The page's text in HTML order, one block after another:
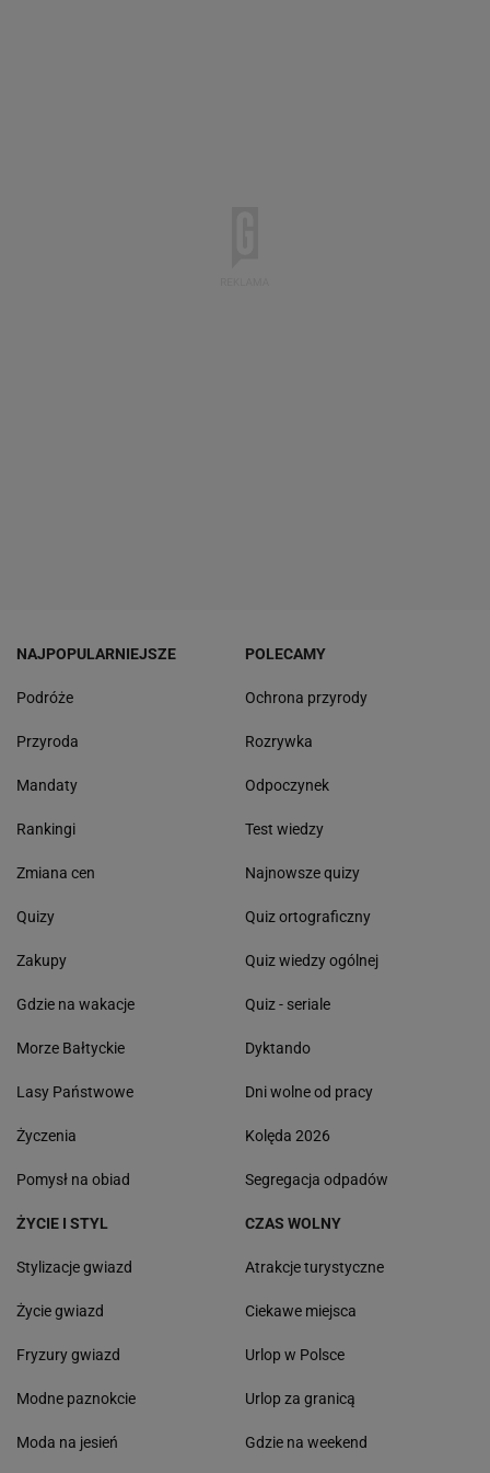
NAJPOPULARNIEJSZE
Podróże
Przyroda
Mandaty
Rankingi
Zmiana cen
Quizy
Zakupy
Gdzie na wakacje
Morze Bałtyckie
Lasy Państwowe
Życzenia
Pomysł na obiad
POLECAMY
Ochrona przyrody
Rozrywka
Odpoczynek
Test wiedzy
Najnowsze quizy
Quiz ortograficzny
Quiz wiedzy ogólnej
Quiz - seriale
Dyktando
Dni wolne od pracy
Kolęda 2026
Segregacja odpadów
ŻYCIE I STYL
Stylizacje gwiazd
Życie gwiazd
Fryzury gwiazd
Modne paznokcie
Moda na jesień
CZAS WOLNY
Atrakcje turystyczne
Ciekawe miejsca
Urlop w Polsce
Urlop za granicą
Gdzie na weekend